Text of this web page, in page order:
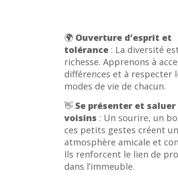
🌍 Ouverture d’esprit et
tolérance : La diversité
richesse. Apprenons à
différences et à respecter
modes de vie de chacun.
👋 Se présenter et saluer
voisins : Un sourire, un
ces petits gestes créent
atmosphère amicale et
Ils renforcent le lien de
dans l’immeuble.